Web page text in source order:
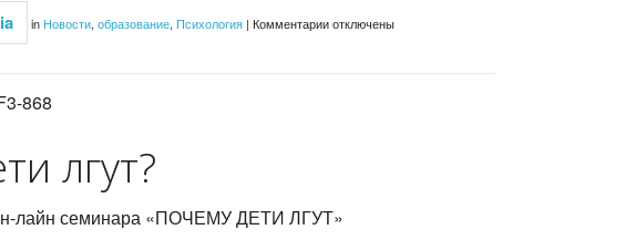
in Новости,образование,Психология | Комментариизаписи
отключены
868
лгут?
лайн семинара «ПОЧЕМУ ДЕТИ ЛГУТ»